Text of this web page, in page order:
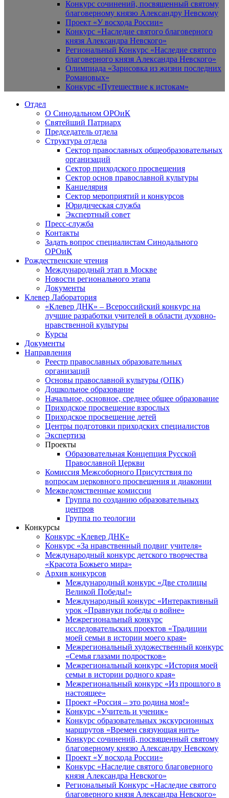
Конкурс сочинений, посвященный святому
благоверному князю Александру Невскому
Проект «У восхода России»
Конкурс «Наследие святого благоверного
князя Александра Невского»
Региональный Конкурс «Наследие святого
благоверного князя Александра Невского»
Олимпиада «Зарисовка из жизни последних
Романовых»
Конкурс «Путешествие к истокам»
Отдел
О Синодальном ОРОиК
Святейший Патриарх
Председатель отдела
Структура отдела
Сектор православных общеобразовательных
организаций
Сектор приходского просвещения
Сектор основ православной культуры
Канцелярия
Сектор мероприятий и конкурсов
Юридическая служба
Экспертный совет
Пресс-служба
Контакты
Задать вопрос специалистам Синодального
ОРОиК
Рождественские чтения
Международный этап в Москве
Новости регионального этапа
Документы
Клевер Лаборатория
«Клевер ДНК» – Всероссийский конкурс на
лучшие разработки учителей в области духовно-
нравственной культуры
Курсы
Документы
Направления
Реестр православных образовательных
организаций
Основы православной культуры (ОПК)
Дошкольное образование
Начальное, основное, среднее общее образование
Приходское просвещение взрослых
Приходское просвещение детей
Центры подготовки приходских специалистов
Экспертиза
Проекты
Образовательная Концепция Русской
Православной Церкви
Комиссия Межсоборного Присутствия по
вопросам церковного просвещения и диаконии
Межведомственные комиссии
Группа по созданию образовательных
центров
Группа по теологии
Конкурсы
Конкурс «Клевер ДНК»
Конкурс «За нравственный подвиг учителя»
Международный конкурс детского творчества
«Красота Божьего мира»
Архив конкурсов
Международный конкурс «Две столицы
Великой Победы!»
Международный конкурс «Интерактивный
урок «Правнуки победы о войне»
Межрегиональный конкурс
исследовательских проектов «Традиции
моей семьи в истории моего края»
Межрегиональный художественный конкурс
«Семья глазами подростков»
Межрегиональный конкурс «История моей
семьи в истории родного края»
Межрегиональный конкурс «Из прошлого в
настоящее»
Проект «Россия – это родина моя!»
Конкурс «Учитель и ученик»
Конкурс образовательных экскурсионных
маршрутов «Времен связующая нить»
Конкурс сочинений, посвященный святому
благоверному князю Александру Невскому
Проект «У восхода России»
Конкурс «Наследие святого благоверного
князя Александра Невского»
Региональный Конкурс «Наследие святого
благоверного князя Александра Невского»